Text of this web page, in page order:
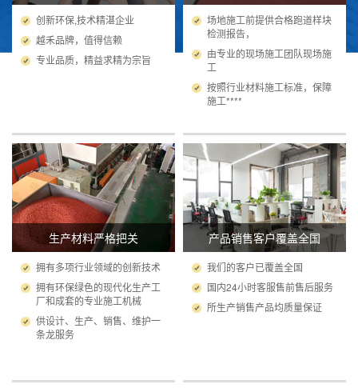
创新环保,技术精湛企业
越禾品牌，值得信赖
专业品质，精益求精为宗旨
场地施工前提供合格跑道样块
检测报告，
由专业的现场施工团队现场施
工
按照行业材料施工标准，保障
施工****
生产材料严格把关
拥有多项行业领域的创新技术
拥有环保绿色的现代化生产工
厂和成套的专业施工机械
供设计、生产、销售、维护一
条龙服务
产品销售客户覆盖全国
我们的客户已覆盖全国
国内24小时客服售前售后服务
所生产销售产品均质量保证